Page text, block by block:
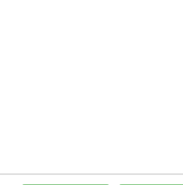
kan de hedendaagse
en kijken, gebruiken
en altijd over content
ook zijn strategie
media zoals muziek en
computer en mobiele